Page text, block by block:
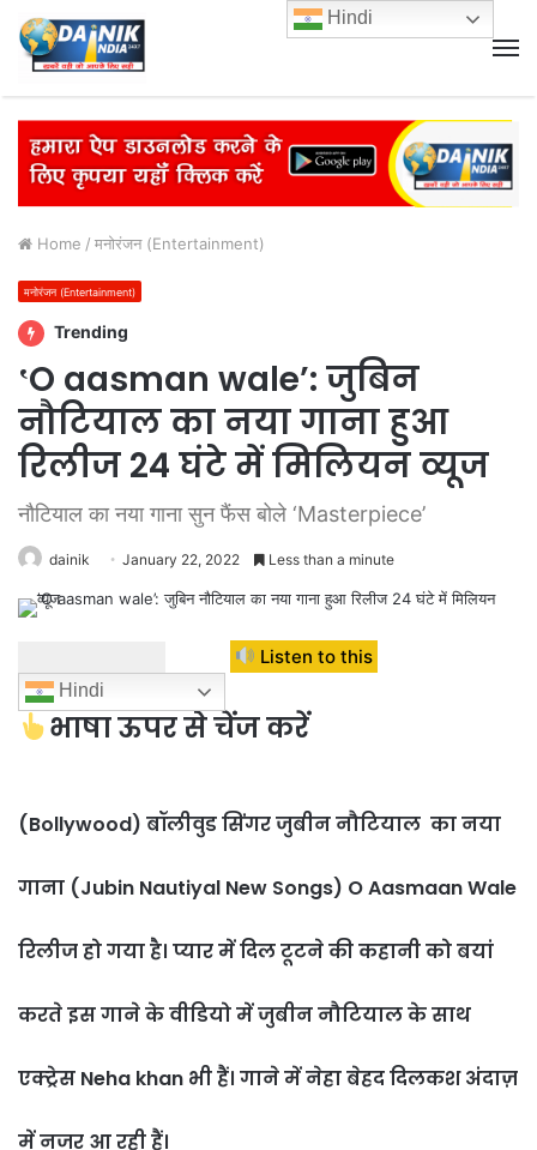
Home / मनोरंजन (Entertainment)
मनोरंजन (Entertainment)
Trending
‛O aasman wale’: जुबिन
नौटियाल का नया गाना हुआ
रिलीज 24 घंटे में मिलियन व्यूज
नौटियाल का नया गाना सुन फैंस बोले ‘Masterpiece’
dainik January 22, 2022 Less than a minute
Listen to this
Hindi
भाषा ऊपर से चेंज करें
(Bollywood) बॉलीवुड सिंगर जुबीन नौटियाल का नया
गाना (Jubin Nautiyal New Songs) O Aasmaan Wale
रिलीज हो गया है। प्यार में दिल टूटने की कहानी को बयां
करते इस गाने के वीडियो में जुबीन नौटियाल के साथ
एक्ट्रेस Neha khan भी हैं। गाने में नेहा बेहद दिलकश अंदाज़
में नजर आ रही हैं।
Hindi